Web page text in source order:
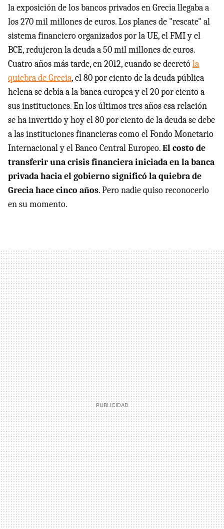
la exposición de los bancos privados en Grecia llegaba a
los 270 mil millones de euros. Los planes de "rescate" al
sistema financiero organizados por la UE, el FMI y el
BCE, redujeron la deuda a 50 mil millones de euros.
Cuatro años más tarde, en 2012, cuando se decretóla
quiebra de Grecia, el 80 por ciento de la deuda pública
helena se debía a la banca europea y el 20 por ciento a
sus instituciones. En los últimos tres años esa relación
se ha invertido y hoy el 80 por ciento de la deuda se debe
a las instituciones financieras como el Fondo Monetario
Internacional y el Banco Central Europeo.El costo de
transferir una crisis financiera iniciada en la banca
privada hacia el gobierno significó la quiebra de
Grecia hace cinco años. Pero nadie quiso reconocerlo
en su momento.